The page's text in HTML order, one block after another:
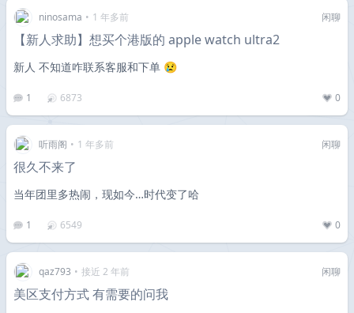
ninosama • 1 年多前 闲聊
【新人求助】想买个港版的 apple watch ultra2
新人 不知道咋联系客服和下单 😢
1 6873 0
听雨阁 • 1 年多前 闲聊
很久不来了
当年团里多热闹，现如今…时代变了哈
1 6549 0
qaz793 • 接近 2 年前 闲聊
美区支付方式 有需要的问我